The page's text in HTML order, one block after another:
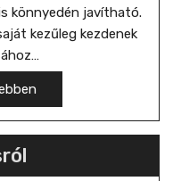
könnyedén javítható.
kezűleg kezdenek